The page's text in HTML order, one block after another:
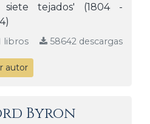
siete tejados' (1804 -
libros 58642 descargas
autor
Byron